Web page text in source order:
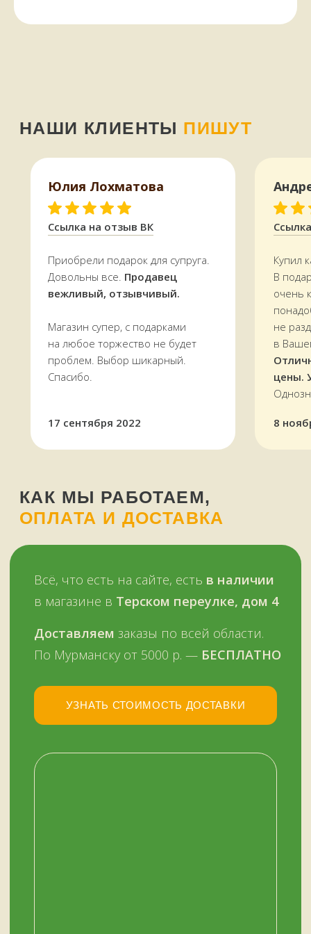
Купил
В
очень
не
в
цены.
Приобрели подарок для супруга.
Довольны все. Продавец
вежливый, отзывчивый.
Магазин супер, с подарками
на любое торжество не будет
проблем. Выбор шикарный.
Спасибо.
Ссылка на отзыв ВК
Юлия Лохматова
17 сентября 2022 8
в магазине в
Доставляемзаказы по всей области.
По Мурманску от 5000 р. —
и картой, в том числе кредитной,
через терминал
Звоните, пишите:
ВКонтакте
Мы работаемс 11 до 19 часовв будни
УЗНАТЬ СТОИМОСТЬ ДОСТАВКИ
Мурманск, переулок Терский, дом 4
с 11:00 до 19:00
График работы: